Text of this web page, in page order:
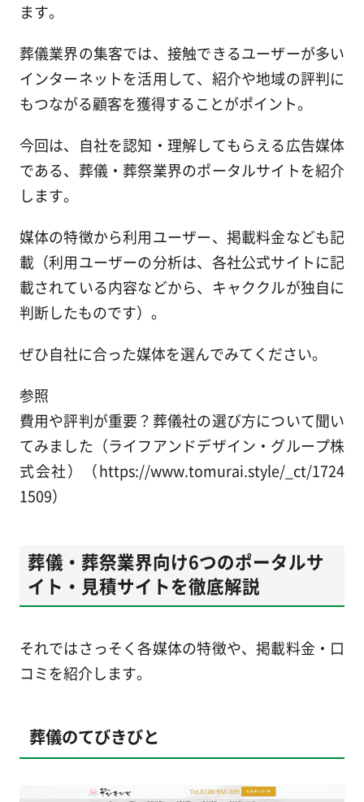
ます。
葬儀業界の集客では、接触できるユーザーが多い
インターネットを活用して、紹介や地域の評判に
もつながる顧客を獲得することがポイント。
今回は、自社を認知・理解してもらえる広告媒体
である、葬儀・葬祭業界のポータルサイトを紹介
します。
媒体の特徴から利用ユーザー、掲載料金なども記
載（利用ユーザーの分析は、各社公式サイトに記
載されている内容などから、キャククルが独自に
判断したものです）。
ぜひ自社に合った媒体を選んでみてください。
参照
費用や評判が重要？葬儀社の選び方について聞い
てみました（ライフアンドデザイン・グループ株
式会社）（https://www.tomurai.style/_ct/1724
1509）
葬儀・葬祭業界向け6つのポータルサ
イト・見積サイトを徹底解説
それではさっそく各媒体の特徴や、掲載料金・口
コミを紹介します。
葬儀のてびきびと